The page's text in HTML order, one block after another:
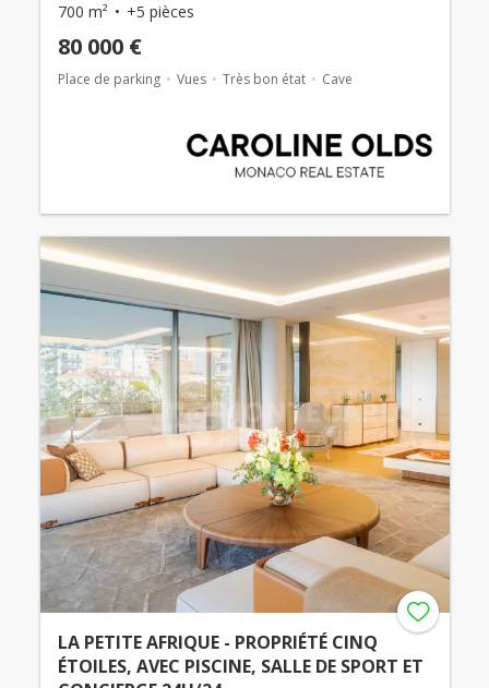
700 m² +5 pièces
80 000 €
Place de parking Vues Très bon état Cave
LA PETITE AFRIQUE - PROPRIÉTÉ CINQ
ÉTOILES, AVEC PISCINE, SALLE DE SPORT ET